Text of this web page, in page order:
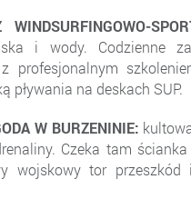
i wody. Codzienne
profesjonalnym
pływania na deskach SUP.
W BURZENINIE:
Czeka tam ścianka
wojskowy tor przeszkód